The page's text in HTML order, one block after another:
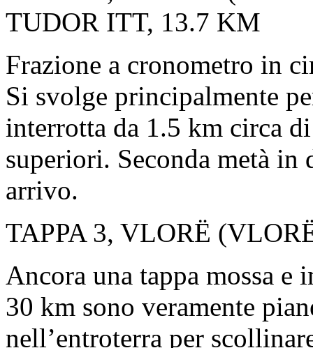
TUDOR ITT, 13.7 KM
Frazione a cronometro in
Si svolge principalmente
interrotta da 1.5 km circa
superiori. Seconda metà
arrivo.
TAPPA 3, VLORË
Ancora una tappa mossa
30 km sono veramente
nell’entroterra per